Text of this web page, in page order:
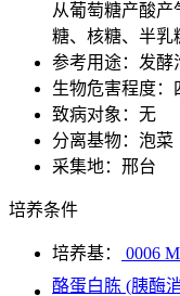
从葡萄糖产酸
糖、核糖、半乳
参考用途：发酵
生物危害程度：
致病对象：无
分离基物：泡菜
采集地：邢台
培养条件
培养基：
0006
酪蛋白胨 (胰酶